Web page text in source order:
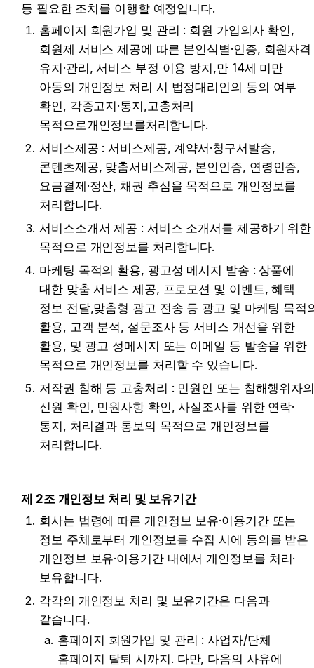
등 필요한 조치를 이행할 예정입니다.
홈페이지 회원가입 및 관리 : 회원 가입의사 확인,
회원제 서비스 제공에 따른 본인식별·인증, 회원자격
유지·관리, 서비스 부정 이용 방지,만 14세 미만
아동의 개인정보 처리 시 법정대리인의 동의 여부
확인, 각종고지·통지,고충처리
목적으로개인정보를처리합니다.
서비스제공 : 서비스제공, 계약서·청구서발송,
콘텐츠제공, 맞춤서비스제공, 본인인증, 연령인증,
요금결제·정산, 채권 추심을 목적으로 개인정보를
처리합니다.
서비스소개서 제공 : 서비스 소개서를 제공하기 위한
목적으로 개인정보를 처리합니다.
마케팅 목적의 활용, 광고성 메시지 발송 : 상품에
대한 맞춤 서비스 제공, 프로모션 및 이벤트, 혜택
정보 전달,맞춤형 광고 전송 등 광고 및 마케팅 목적
활용, 고객 분석, 설문조사 등 서비스 개선을 위한
활용, 및 광고 성메시지 또는 이메일 등 발송을 위한
목적으로 개인정보를 처리할 수 있습니다.
저작권 침해 등 고충처리 : 민원인 또는 침해행위자
신원 확인, 민원사항 확인, 사실조사를 위한 연락·
통지, 처리결과 통보의 목적으로 개인정보를
처리합니다.
제 2조 개인정보 처리 및 보유기간
회사는 법령에 따른 개인정보 보유·이용기간 또는
정보 주체로부터 개인정보를 수집 시에 동의를 받은
개인정보 보유·이용기간 내에서 개인정보를 처리·
보유합니다.
각각의 개인정보 처리 및 보유기간은 다음과
같습니다.
홈페이지 회원가입 및 관리 : 사업자/단체
홈페이지 탈퇴 시까지. 다만, 다음의 사유에